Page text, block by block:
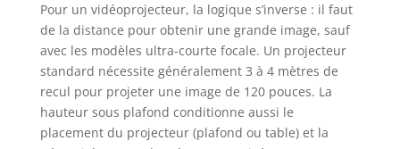
Pour un vidéoprojecteur, la logique s’inverse : il faut
de la distance pour obtenir une grande image, sauf
avec les modèles ultra-courte focale. Un projecteur
standard nécessite généralement 3 à 4 mètres de
recul pour projeter une image de 120 pouces. La
hauteur sous plafond conditionne aussi le
placement du projecteur (plafond ou table) et la